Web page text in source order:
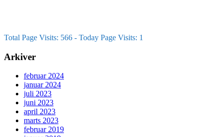
Total Page Visits: 566 - Today Page Visits: 1
Arkiver
februar 2024
januar 2024
juli 2023
juni 2023
april 2023
marts 2023
februar 2019